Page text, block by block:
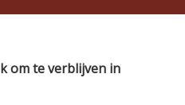
om te verblijven in